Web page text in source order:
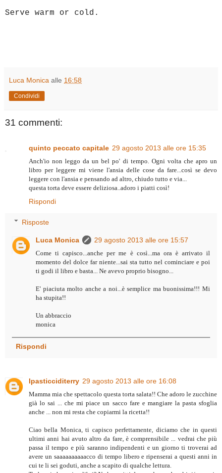
Serve warm or cold.
Luca Monica alle 16:58
Condividi
31 commenti:
quinto peccato capitale 29 agosto 2013 alle ore 15:35
Anch'io non leggo da un bel po' di tempo. Ogni volta che apro un
libro per leggere mi viene l'ansia delle cose da fare...così se devo
leggere con l'ansia e pensando ad altro, chiudo tutto e via...
questa torta deve essere deliziosa..adoro i piatti così!
Rispondi
Risposte
Luca Monica 29 agosto 2013 alle ore 15:57
Come ti capisco...anche per me è così...ma ora è arrivato il
momento del dolce far niente...sai sta tutto nel cominciare e poi
ti godi il libro e basta... Ne avevo proprio bisogno...
E' piaciuta molto anche a noi...è semplice ma buonissima!!! Mi
ha stupita!!
Un abbraccio
monica
Rispondi
Ipasticciditerry 29 agosto 2013 alle ore 16:08
Mamma mia che spettacolo questa torta salata!! Che adoro le zucchine
già lo sai ... che mi piace un sacco fare e mangiare la pasta sfoglia
anche ... non mi resta che copiarmi la ricetta!!
Ciao bella Monica, ti capisco perfettamente, diciamo che in questi
ultimi anni hai avuto altro da fare, è comprensibile ... vedrai che più
passa il tempo e più saranno indipendenti e un giorno ti troverai ad
avere un saaaaaaaaaacco di tempo libero e ripenserai a questi anni in
cui te li sei goduti, anche a scapito di qualche lettura.